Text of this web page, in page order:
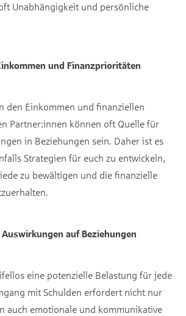
Unabhängigkeit und persönliche
und Finanzprioritäten
den Einkommen und finanziellen
Partner:innen können oft Quelle für
in Beziehungen sein. Daher ist es
Strategien für euch zu entwickeln,
zu bewältigen und die finanzielle
auf Beziehungen
eine potenzielle Belastung für jede
mit Schulden erfordert nicht nur
auch emotionale und kommunikative